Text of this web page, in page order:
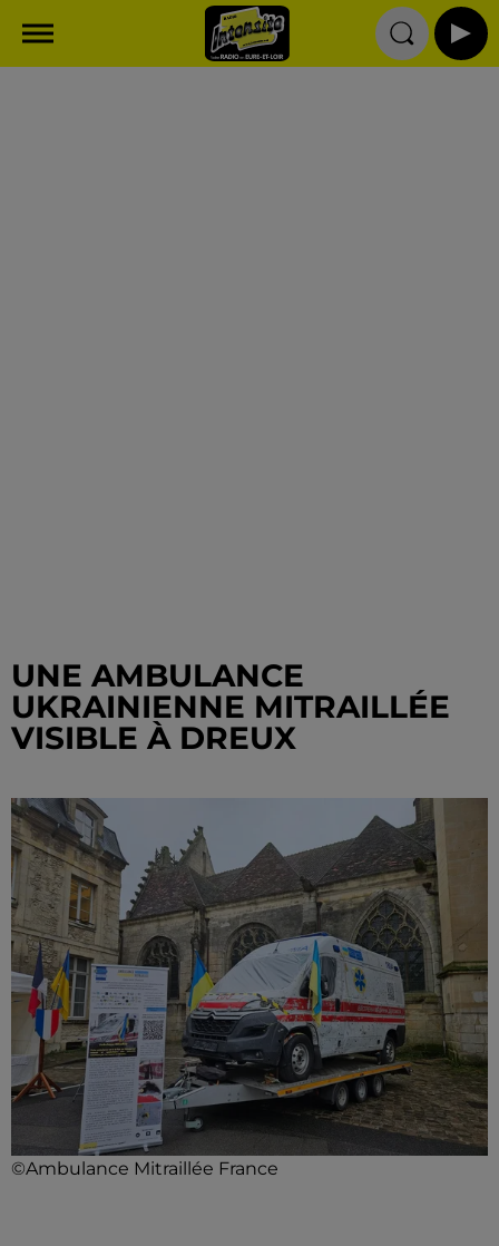
UNE AMBULANCE
UKRAINIENNE MITRAILLÉE
VISIBLE À DREUX
©Ambulance Mitraillée France